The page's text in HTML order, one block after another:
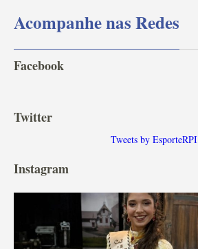
Acompanhe nas Redes
Facebook
Twitter
Tweets by EsporteRPI
Instagram